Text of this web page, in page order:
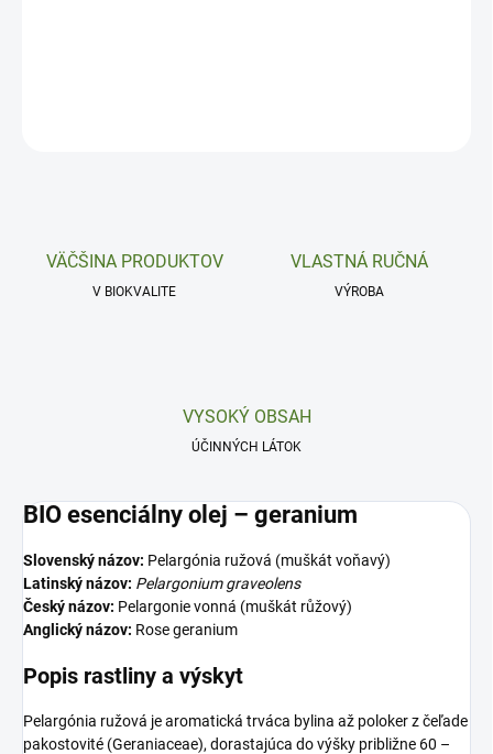
VÄČŠINA PRODUKTOV
V BIOKVALITE
VLASTNÁ RUČNÁ
VÝROBA
VYSOKÝ OBSAH
ÚČINNÝCH LÁTOK
BIO esenciálny olej – geranium
Slovenský názov: Pelargónia ružová (muškát voňavý)
Latinský názov: Pelargonium graveolens
Český názov: Pelargonie vonná (muškát růžový)
Anglický názov: Rose geranium
Popis rastliny a výskyt
Pelargónia ružová je aromatická trváca bylina až poloker z čeľade
pakostovité (Geraniaceae), dorastajúca do výšky približne 60 –